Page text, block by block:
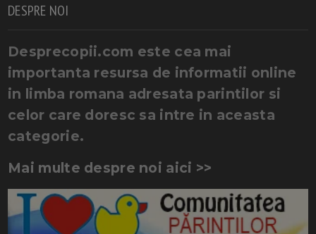
DESPRE NOI
Desprecopii.com este cea mai
importanta resursa de informatii online
in limba romana adresata parintilor si
celor care doresc sa intre in aceasta
categorie.
Mai multe despre noi aici >>